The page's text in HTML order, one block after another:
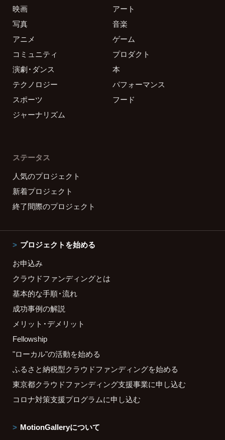
映画
アート
写真
音楽
アニメ
ゲーム
コミュニティ
プロダクト
演劇・ダンス
本
テクノロジー
パフォーマンス
スポーツ
フード
ジャーナリズム
ステータス
人気のプロジェクト
新着プロジェクト
終了間際のプロジェクト
プロジェクトを始める
お申込み
クラウドファンディングとは
基本的な手順・流れ
成功事例の解説
メリット・デメリット
Fellowship
"ローカル"の活動を始める
ふるさと納税型クラウドファンディングを始める
東京都クラウドファンディング支援事業に申し込む
コロナ対策支援プログラムに申し込む
MotionGalleryについて